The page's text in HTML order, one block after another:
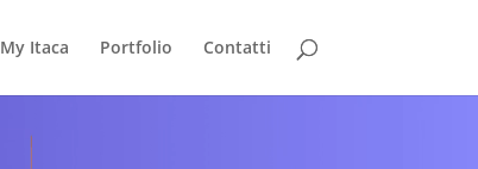
My Itaca Portfolio Contatti